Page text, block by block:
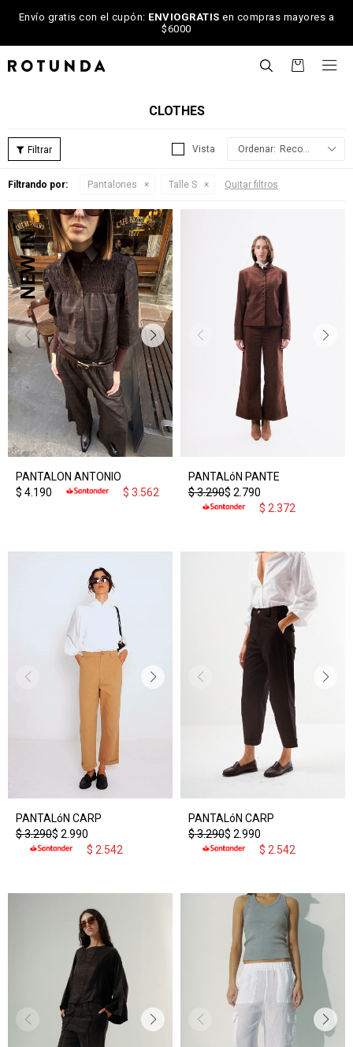
Envío gratis con el cupón: ENVIOGRATIS en compras mayores a
$6000

CLOTHES
Recomendados
Filtrando por: Pantalones Talle S Quitar filtros
PANTALON ANTONIO
$ 4.190 $ 3.562
PANTALóN PANTE
$ 2.790
$3.290
$ 2.372
PANTALóN CARP
$ 2.990
$3.290
$ 2.542
PANTALóN CARP
$ 2.990
$3.290
$ 2.542